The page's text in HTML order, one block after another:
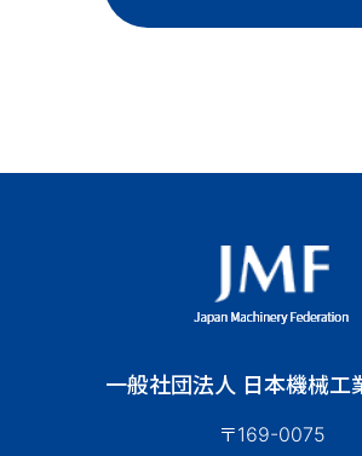
一般社団法人 日本機械工
〒169-0075